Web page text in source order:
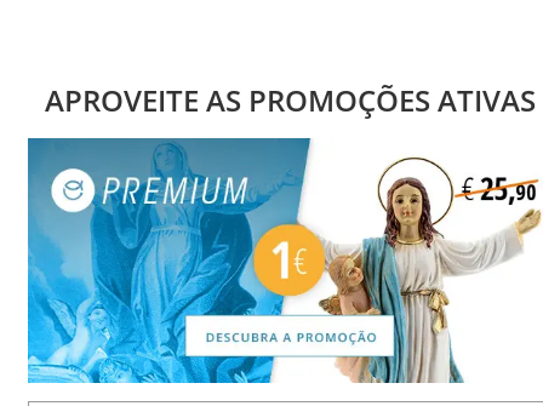
APROVEITE AS PROMOÇÕES ATIVAS